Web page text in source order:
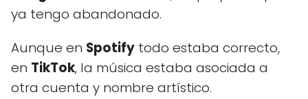
ya tengo abandonado.
Aunque en Spotify todo estaba correcto,
en TikTok, la música estaba asociada a
otra cuenta y nombre artístico.